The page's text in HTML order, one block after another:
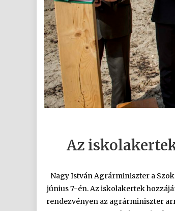
Az
Nagy István Agrárminiszter a
június 7-én. Az iskolakertek
rendezvényen az agrárminiszter